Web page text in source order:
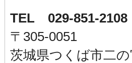
TEL 029-851-2108
〒305-0051
茨城県つくば市二